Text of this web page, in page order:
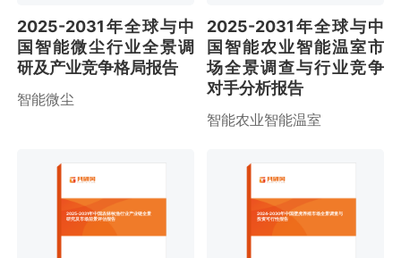
2025-2031年全球与中
国智能微尘行业全景调
研及产业竞争格局报告
智能微尘
2025-2031年全球与中
国智能农业智能温室市
场全景调查与行业竞争
对手分析报告
智能农业智能温室
2025-2031年中国农林牧渔行业产业链全景
研究及市场前景评估报告
2024-2030年中国壁虎养殖市场全景调查与
投资可行性报告